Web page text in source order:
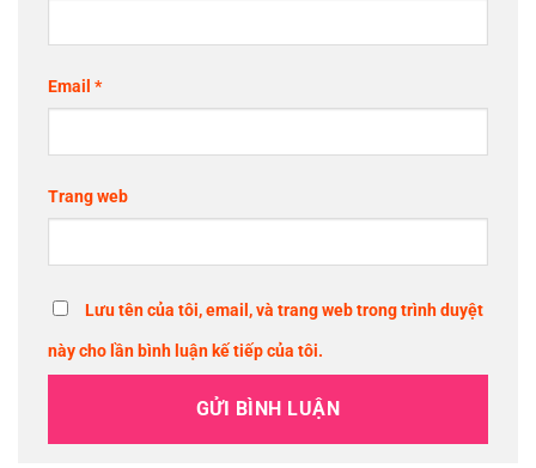
Email *
Trang web
Lưu tên của tôi, email, và trang web trong trình duyệt
này cho lần bình luận kế tiếp của tôi.